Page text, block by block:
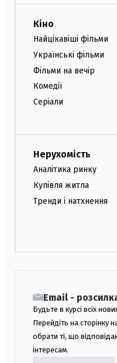
Кіно
Найцікавіші фільми
Українські фільми
Фільми на вечір
Комедії
Серіали
Нерухомість
Аналітика ринку
Купівля житла
Тренди і натхнення
Email -
Будьте в курсі всіх
Перейдіть на сторінку
обрати ті, що
інтересам.